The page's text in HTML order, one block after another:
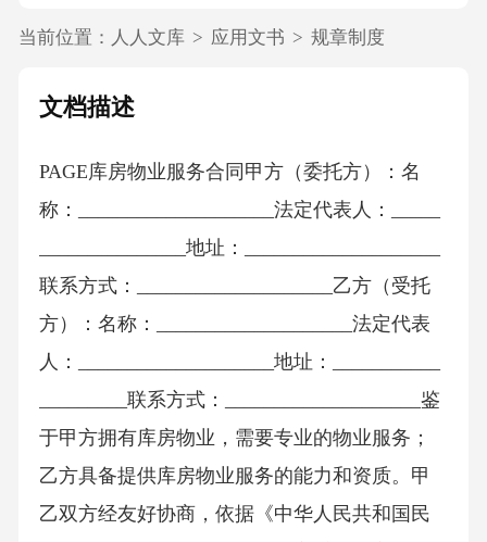
当前位置： 人人文库 > 应用文书 > 规章制度
文档描述
PAGE库房物业服务合同甲方（委托方）：名
称：____________________法定代表人：_____
_______________地址：____________________
联系方式：____________________乙方（受托
方）：名称：____________________法定代表
人：____________________地址：___________
_________联系方式：____________________鉴
于甲方拥有库房物业，需要专业的物业服务；
乙方具备提供库房物业服务的能力和资质。甲
乙双方经友好协商，依据《中华人民共和国民